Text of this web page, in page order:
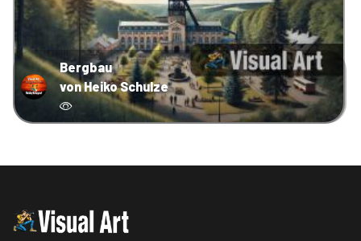
Bergbau
von Heiko Schulze